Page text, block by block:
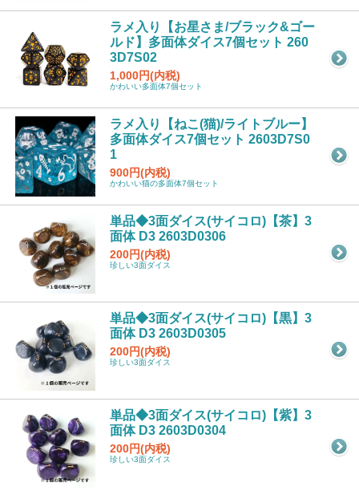
ラメ入り【お星さま/ブラック&ゴー
ルド】多面体ダイス7個セット 260
3D7S02
1,000円(内税)
かわいい多面体7個セット
ラメ入り【ねこ(猫)/ライトブルー】
多面体ダイス7個セット 2603D7S0
1
900円(内税)
かわいい猫の多面体7個セット
単品◆3面ダイス(サイコロ)【茶】3
面体 D3 2603D0306
200円(内税)
珍しい3面ダイス
単品◆3面ダイス(サイコロ)【黒】3
面体 D3 2603D0305
200円(内税)
珍しい3面ダイス
単品◆3面ダイス(サイコロ)【紫】3
面体 D3 2603D0304
200円(内税)
珍しい3面ダイス